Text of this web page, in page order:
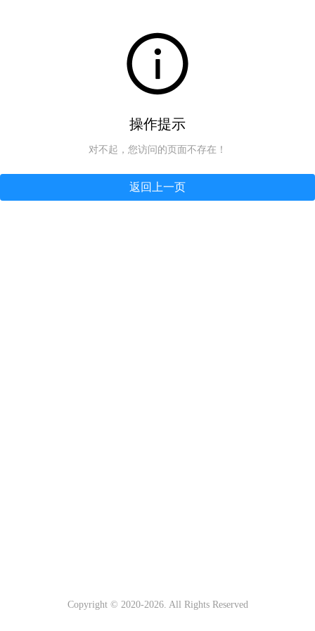
操作提示
对不起，您访问的页面不存在！
返回上一页
Copyright © 2020-2026. All Rights Reserved